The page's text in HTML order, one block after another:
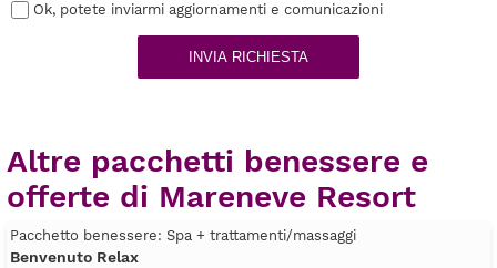
Ok, potete inviarmi aggiornamenti e comunicazioni
INVIA RICHIESTA
Altre pacchetti benessere e
offerte di Mareneve Resort
Pacchetto benessere: Spa + trattamenti/massaggi
Benvenuto Relax